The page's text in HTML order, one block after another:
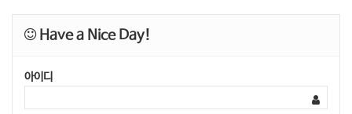
Have a Nice Day!
아이디